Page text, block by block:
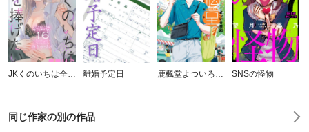
JKくのいちは全てを捧げたい 離婚予定日 鹿楓堂よついろ日和 SNSの怪物
同じ作家の別の作品